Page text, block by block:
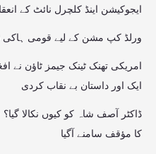
ایجوکیشن اینڈ کلچرل نائٹ کے
ورلڈ کپ مشن کے لیے قومی ہاکی
امریکی تھنک ٹینک جیمز ٹاؤن نے
ایک اور داستان بے نقاب کردی
ڈاکٹر آصف شاہ کو کیوں نکالا گیا؟
کا مؤقف سامنے آگیا